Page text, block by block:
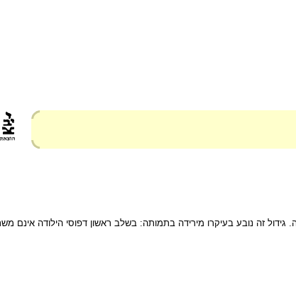
זה נובע בעיקרו מירידה בתמותה: בשלב ראשון דפוסי הילודה אינם